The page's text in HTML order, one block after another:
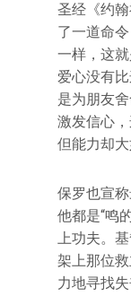
圣经《约
了一道命
一样，这
爱心没有
是为朋友
激发信心
但能力却大
保罗也宣
他都是“鸣
上功夫。
架上那位
力地寻找